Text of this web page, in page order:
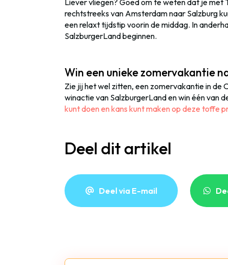
Liever vliegen? Goed om te weten dat je met
rechtstreeks van Amsterdam naar Salzburg
een relaxt tijdstip voorin de middag. In
SalzburgerLand beginnen.
Win een unieke zomervakantie
Zie jij het wel zitten, een zomervakantie in de
winactie van SalzburgerLand en win één van
kunt doen en kans kunt maken op deze toffe
Deel dit artikel
Deel via E-mail